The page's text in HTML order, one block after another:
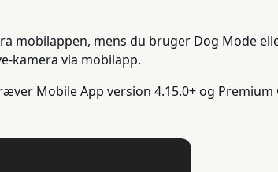
mobilappen, mens du bruger Dog Mode
kamera via mobilapp.
Mobile App version 4.15.0+ og Premium